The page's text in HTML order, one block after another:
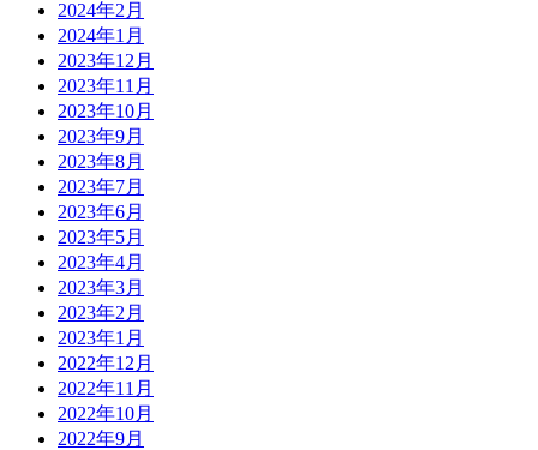
2024年2月
2024年1月
2023年12月
2023年11月
2023年10月
2023年9月
2023年8月
2023年7月
2023年6月
2023年5月
2023年4月
2023年3月
2023年2月
2023年1月
2022年12月
2022年11月
2022年10月
2022年9月